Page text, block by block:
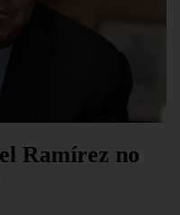
Ramírez no